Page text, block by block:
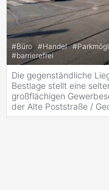
#Büro #Handel #
#barrierefrei
Die gegenständliche
Bestlage stellt eine
großflächigen
der Alte Poststraße /